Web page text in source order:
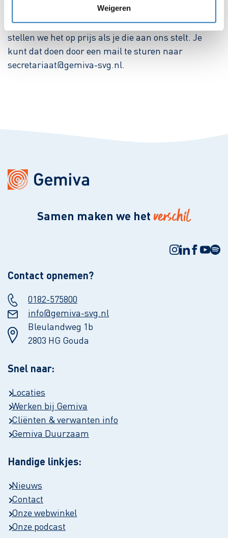
Weigeren
Roepen bovenstaande documenten vragen op, dan
stellen we het op prijs als je die aan ons stelt. Je
kunt dat doen door een mail te sturen naar
secretariaat@gemiva-svg.nl.
Samen maken we het verschil
Contact opnemen?
0182-575800
info@gemiva-svg.nl
Bleulandweg 1b
2803 HG Gouda
Snel naar:
Locaties
Werken bij Gemiva
Cliënten & verwanten info
Gemiva Duurzaam
Handige linkjes:
Nieuws
Contact
Onze webwinkel
Onze podcast